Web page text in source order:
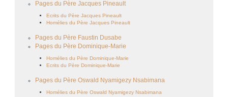
Pages du Père Jacques Pineault
Ecrits du Père Jacques Pineault
Homélies du Père Jacques Pineault
Pages du Père Faustin Dusabe
Pages du Père Dominique-Marie
Homélies du Père Dominique-Marie
Ecrits du Père Dominique-Marie
Pages du Père Oswald Nyamigezy Nsabimana
Homélies du Père Oswald Nyamigezy Nsabimana